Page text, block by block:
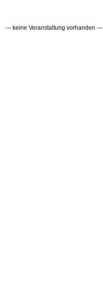
--- keine Veranstaltung vorhanden ---